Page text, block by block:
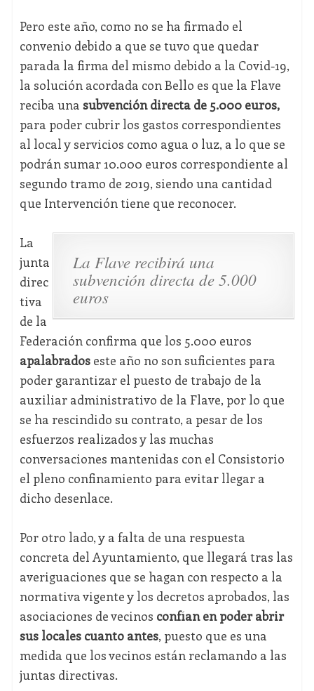
Pero este año, como no se ha firmado el
convenio debido a que se tuvo que quedar
parada la firma del mismo debido a la Covid-19,
la solución acordada con Bello es que la Flave
reciba una subvención directa de 5.000 euros,
para poder cubrir los gastos correspondientes
al local y servicios como agua o luz, a lo que se
podrán sumar 10.000 euros correspondiente al
segundo tramo de 2019, siendo una cantidad
que Intervención tiene que reconocer.
La Flave recibirá una
subvención directa de 5.000
euros
La
junta
direc
tiva
de la
Federación confirma que los 5.000 euros
apalabradoseste año no son suficientes para
poder garantizar el puesto de trabajo de la
auxiliar administrativo de la Flave, por lo que
se ha rescindido su contrato, a pesar de los
esfuerzos realizados y las muchas
conversaciones mantenidas con el Consistorio
el pleno confinamiento para evitar llegar a
dicho desenlace.
Por otro lado, y a falta de una respuesta
concreta del Ayuntamiento, que llegará tras las
averiguaciones que se hagan con respecto a la
normativa vigente y los decretos aprobados, las
asociaciones de vecinos confían en poder abrir
sus locales cuanto antes, puesto que es una
medida que los vecinos están reclamando a las
juntas directivas.